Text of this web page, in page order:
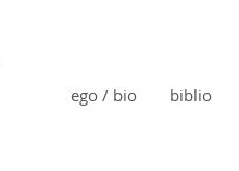
ego / bio biblio